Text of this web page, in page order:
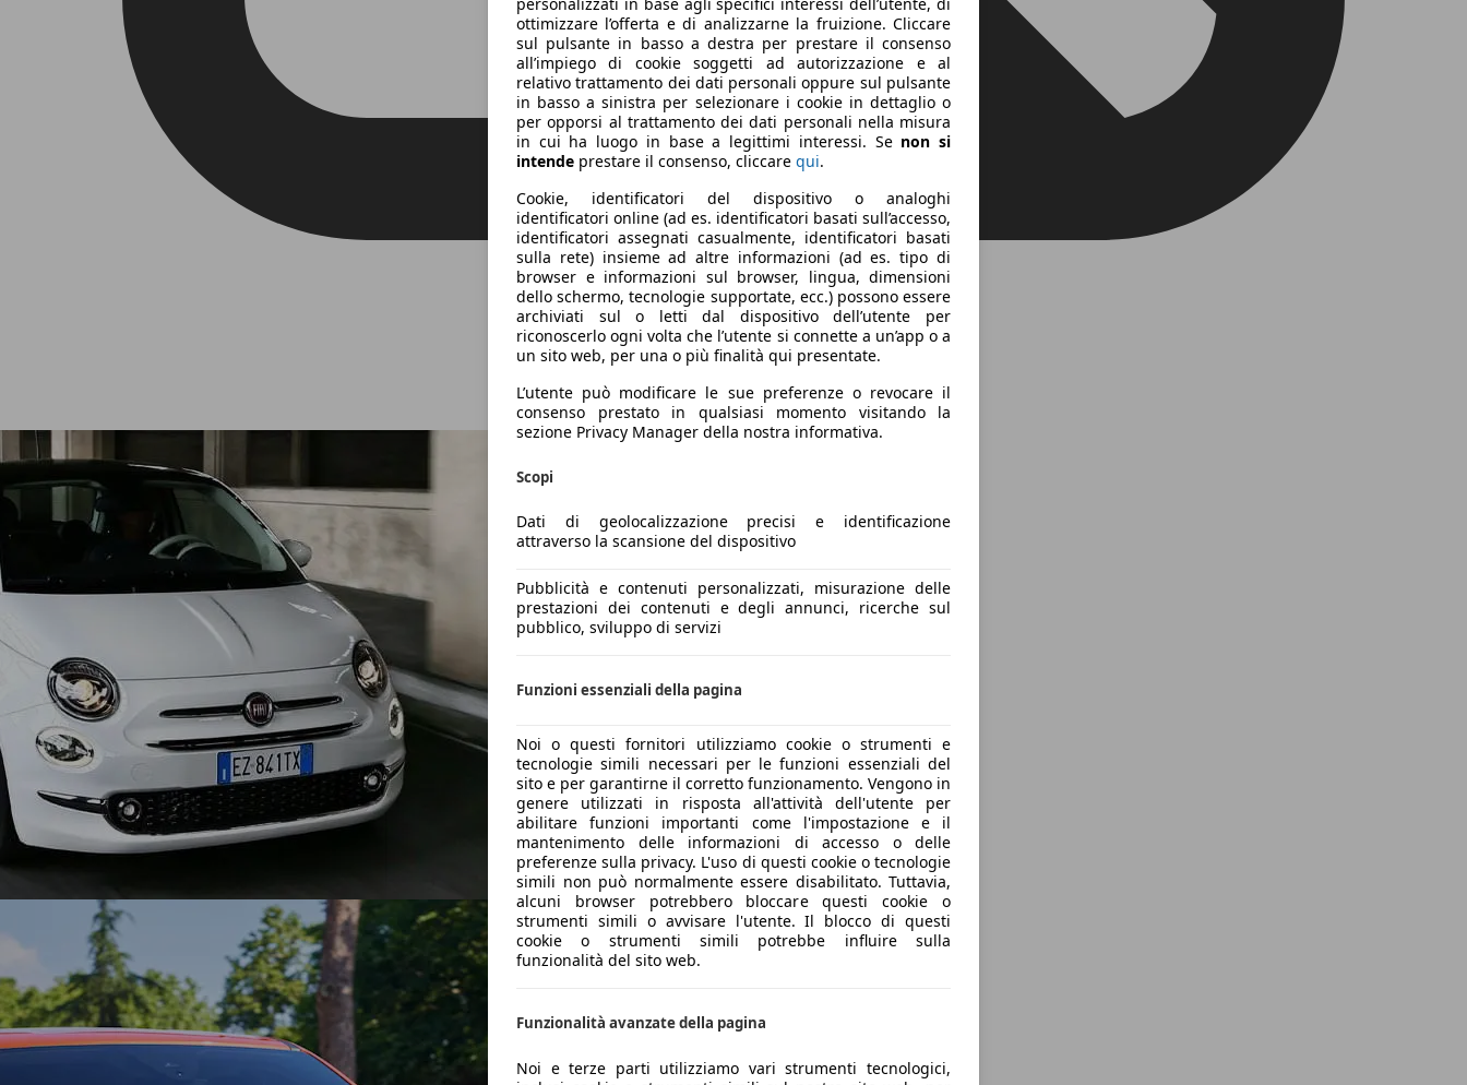
personalizzati in base agli specifici interessi dell’utente, di
ottimizzare l’offerta e di analizzarne la fruizione. Cliccare
sul pulsante in basso a destra per prestare il consenso
all’impiego di cookie soggetti ad autorizzazione e al
relativo trattamento dei dati personali oppure sul pulsante
in basso a sinistra per selezionare i cookie in dettaglio o
per opporsi al trattamento dei dati personali nella misura
in cui ha luogo in base a legittimi interessi. Se non si
intende prestare il consenso, cliccare qui.
Cookie, identificatori del dispositivo o analoghi
identificatori online (ad es. identificatori basati sull’accesso,
identificatori assegnati casualmente, identificatori basati
sulla rete) insieme ad altre informazioni (ad es. tipo di
browser e informazioni sul browser, lingua, dimensioni
dello schermo, tecnologie supportate, ecc.) possono essere
archiviati sul o letti dal dispositivo dell’utente per
riconoscerlo ogni volta che l’utente si connette a un’app o a
un sito web, per una o più finalità qui presentate.
L’utente può modificare le sue preferenze o revocare il
consenso prestato in qualsiasi momento visitando la
sezione Privacy Manager della nostra informativa.
Scopi
Dati di geolocalizzazione precisi e identificazione
attraverso la scansione del dispositivo
Pubblicità e contenuti personalizzati, misurazione delle
prestazioni dei contenuti e degli annunci, ricerche sul
pubblico, sviluppo di servizi
Funzioni essenziali della pagina
Noi o questi fornitori utilizziamo cookie o strumenti e
tecnologie simili necessari per le funzioni essenziali del
sito e per garantirne il corretto funzionamento. Vengono in
genere utilizzati in risposta all'attività dell'utente per
abilitare funzioni importanti come l'impostazione e il
mantenimento delle informazioni di accesso o delle
preferenze sulla privacy. L'uso di questi cookie o tecnologie
simili non può normalmente essere disabilitato. Tuttavia,
alcuni browser potrebbero bloccare questi cookie o
strumenti simili o avvisare l'utente. Il blocco di questi
cookie o strumenti simili potrebbe influire sulla
funzionalità del sito web.
Funzionalità avanzate della pagina
Noi e terze parti utilizziamo vari strumenti tecnologici,